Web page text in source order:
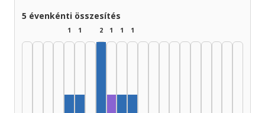
5 évenkénti összesítés
1 1 2 1 1 1